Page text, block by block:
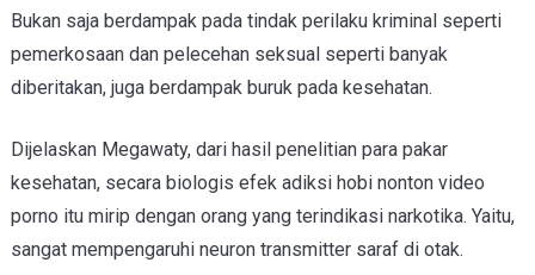
Bukan saja berdampak pada tindak perilaku kriminal seperti
pemerkosaan dan pelecehan seksual seperti banyak
diberitakan, juga berdampak buruk pada kesehatan.
Dijelaskan Megawaty, dari hasil penelitian para pakar
kesehatan, secara biologis efek adiksi hobi nonton video
porno itu mirip dengan orang yang terindikasi narkotika. Yaitu,
sangat mempengaruhi neuron transmitter saraf di otak.